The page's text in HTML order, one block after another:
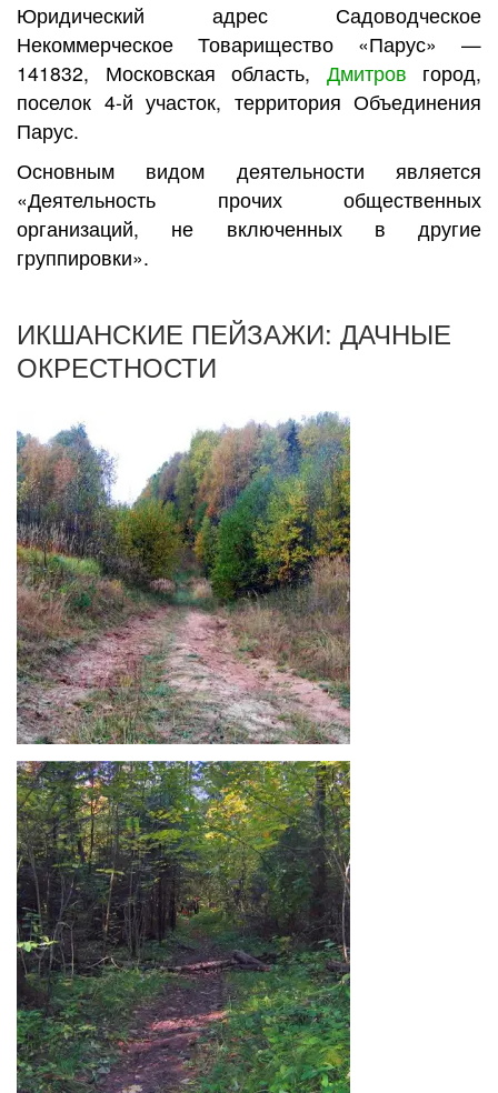
Юридический адрес Садоводческое
Некоммерческое Товарищество «Парус» —
141832, Московская область, Дмитров город,
поселок 4-й участок, территория Объединения
Парус.
Основным видом деятельности является
«Деятельность прочих общественных
организаций, не включенных в другие
группировки».
ИКШАНСКИЕ ПЕЙЗАЖИ: ДАЧНЫЕ
ОКРЕСТНОСТИ